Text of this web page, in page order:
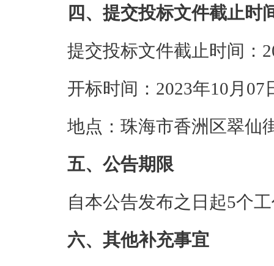
四、提交投标文件截止时
提交投标文件截止时间：
开标时间：2023年10月
地点：珠海市香洲区翠仙
五、公告期限
自本公告发布之日起5个
六、其他补充事宜